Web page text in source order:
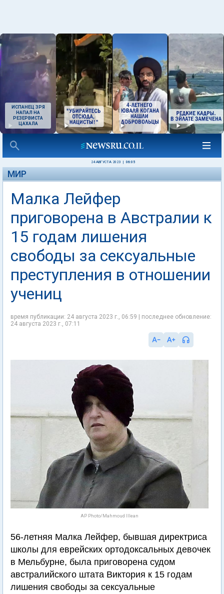
ИСПАНЕЦ ЗРЯ
НАПАЛ НА
РЕЗЕРВИСТА
ЦАХАЛА
24 АВГУСТА 2023 06:05
МИР
Малка Лейфер
приговорена в Австралии к
15 годам лишения
свободы за сексуальные
преступления в отношении
учениц
время публикации: 24 августа 2023 г., 06:59 | последнее обновление:
24 августа 2023 г., 07:11
AP Photo/Mahmoud Illean
56-летняя Малка Лейфер, бывшая директриса
школы для еврейских ортодоксальных девочек
в Мельбурне, была приговорена судом
австралийского штата Виктория к 15 годам
лишения свободы за сексуальные